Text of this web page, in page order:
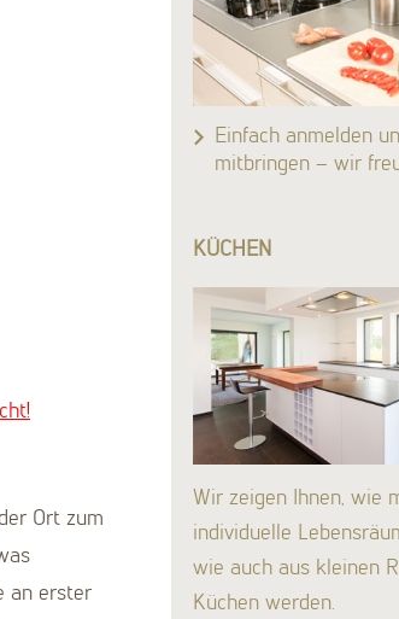
Ort zum
an erster
Einfach anmelden
mitbringen – wir
KÜCHEN
Wir zeigen Ihnen, wie
individuelle
wie auch aus kleinen
Küchen werden.